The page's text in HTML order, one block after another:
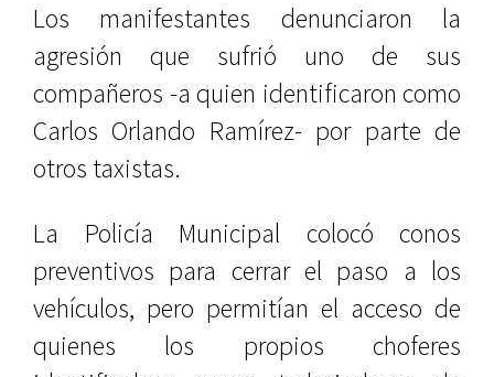
Los manifestantes denunciaron la
agresión que sufrió uno de sus
compañeros -a quien identificaron como
Carlos Orlando Ramírez- por parte de
otros taxistas.
La Policía Municipal colocó conos
preventivos para cerrar el paso a los
vehículos, pero permitían el acceso de
quienes los propios choferes